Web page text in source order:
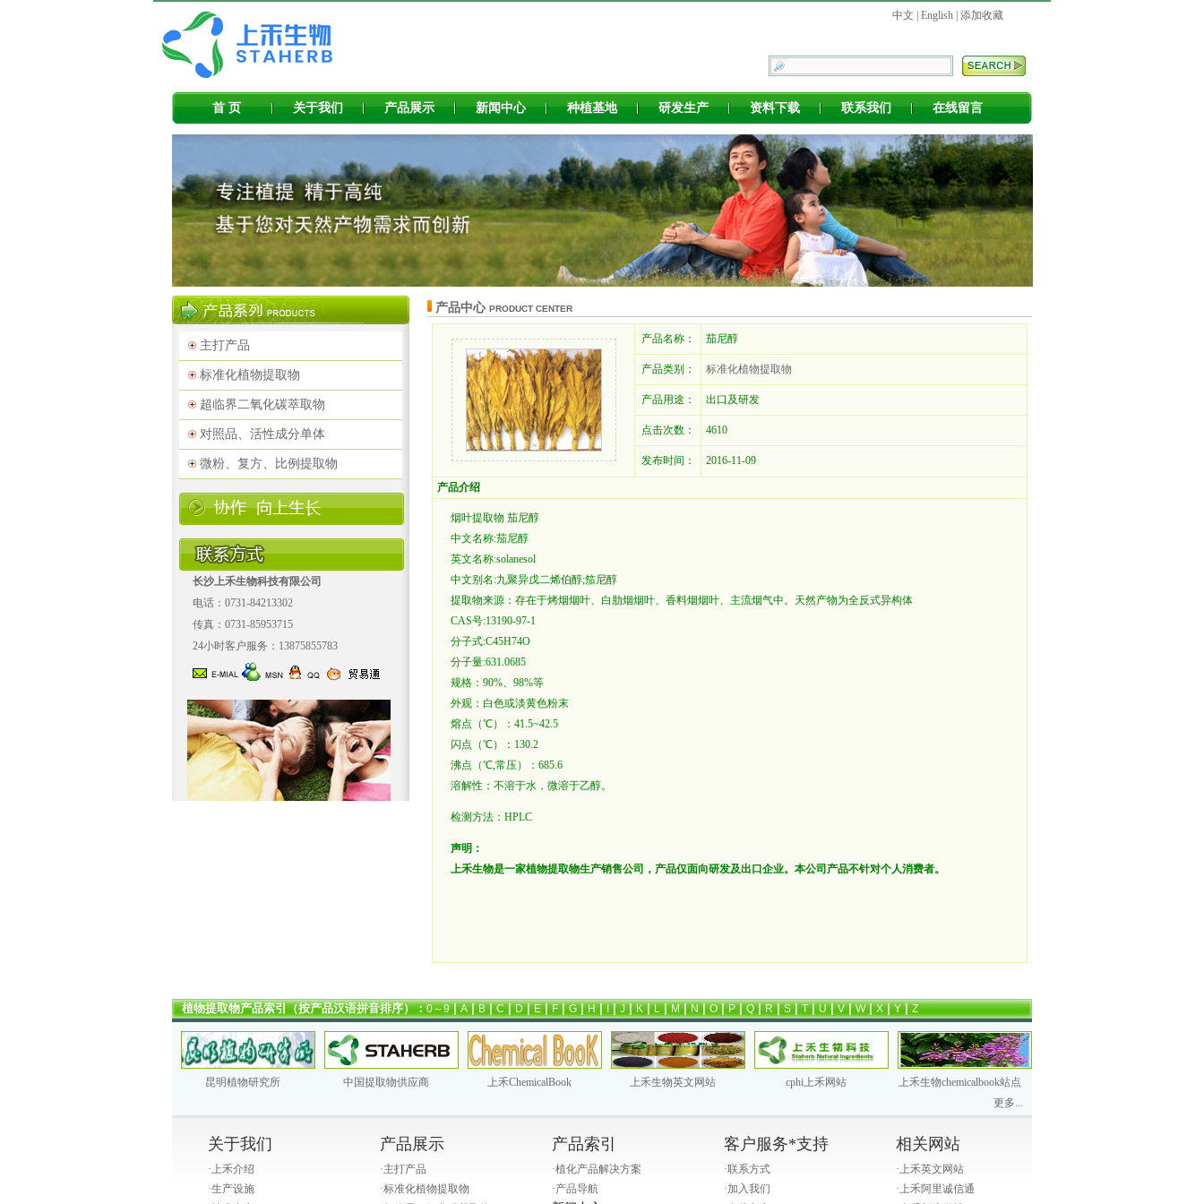
中文 English 添加收藏
首 页 关于我们 产品展示 新闻中心 种植基地 研发生产 资料下载 联系我们 在线留言
主打产品
标准化植物提取物
超临界二氧化碳萃取物
对照品、活性成分单体
微粉、复方、比例提取物
长沙上禾生物科技有限公司
电话：0731-84213302
传真：0731-85953715
24小时客户服务：13875855783
产品中心 PRODUCT CENTER
产品名称： 茄尼醇
产品类别： 标准化植物提取物
产品用途： 出口及研发
点击次数： 4610
发布时间： 2016-11-09
产品介绍
烟叶提取物 茄尼醇
中文名称:茄尼醇
英文名称:solanesol
中文别名:九聚异戊二烯伯醇;笳尼醇
提取物来源：存在于烤烟烟叶、白肋烟烟叶、香料烟烟叶、主流烟气中。天然产物为全反式异构体
CAS号:13190-97-1
分子式:C45H74O
分子量:631.0685
规格：90%、98%等
外观：白色或淡黄色粉末
熔点（℃）：41.5~42.5
闪点（℃）：130.2
沸点（℃,常压）：685.6
溶解性：不溶于水，微溶于乙醇。
检测方法：HPLC
声明：
上禾生物是一家植物提取物生产销售公司，产品仅面向研发及出口企业。本公司产品不针对个人消费者。
植物提取物产品索引（按产品汉语拼音排序）：0～9|A|B|C|D|E|F|G|H|I|J|K|L|M|N|O|P|Q|R|S|T|U|V|W|X|Y|Z
昆明植物研究所 中国提取物供应商 上禾ChemicalBook 上禾生物英文网站 cphi上禾网站
上禾生物chemicalbook站点
更多...
关于我们
·上禾介绍
·生产设施
产品展示
·主打产品
·标准化植物提取物
产品索引
·植化产品解决方案
·产品导航
客户服务*支持
·联系方式
·加入我们
相关网站
·上禾英文网站
·上禾阿里诚信通